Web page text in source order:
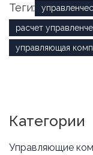
Теги:
расчет
управляющая
Категории
Управляющие